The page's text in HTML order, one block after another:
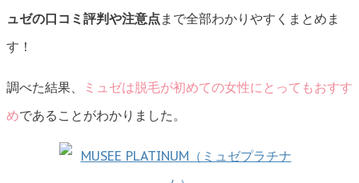
ュゼの口コミ評判や注意点 まで全部わかりやすくまとめま
す！
調べた結果、
ミュゼは脱毛が初めての女性にとってもおすす
めであることがわかりました。